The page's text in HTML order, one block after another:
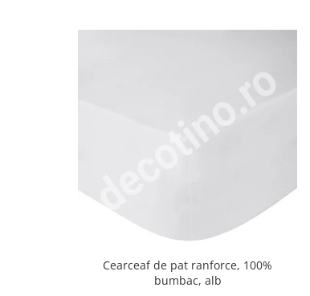
Cearceaf de pat ranforce, 100%
bumbac, alb